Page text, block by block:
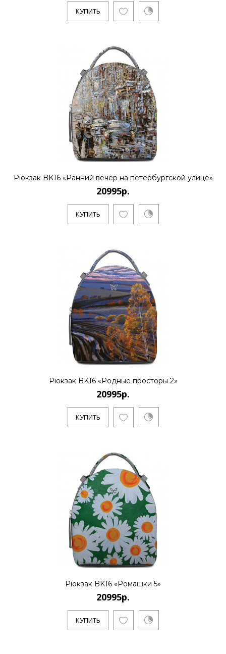
КУПИТЬ
Рюкзак BK16 «Ранний вечер на петербургской улице»
20995р.
КУПИТЬ
Рюкзак BK16 «Родные просторы 2»
20995р.
КУПИТЬ
Рюкзак BK16 «Ромашки 5»
20995р.
КУПИТЬ